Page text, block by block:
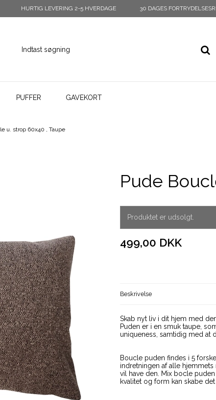
HURTIG LEVERING 2-5 HVERDAGE 30 DAGES
PUFFER GAVEKORT
u. strop 60x40 , Taupe
Pude
Produktet er udsolgt.
499,00 DKK
Beskrivelse
Skab nyt liv i dit hjem med
Puden er i en smuk taupe,
uniqueness, samtidig med at
Boucle puden findes i 5
indretningen af alle
vil have den. Mix bocle
kvalitet og form kan skabe